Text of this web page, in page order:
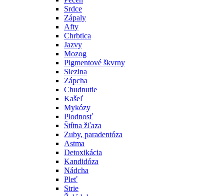
Srdce
Zápaly
Afty
Chrbtica
Jazvy
Mozog
Pigmentové škvrny
Slezina
Zápcha
Chudnutie
Kašeľ
Mykózy
Plodnosť
Štítna žľaza
Zuby, paradentóza
Astma
Detoxikácia
Kandidóza
Nádcha
Pleť
Strie